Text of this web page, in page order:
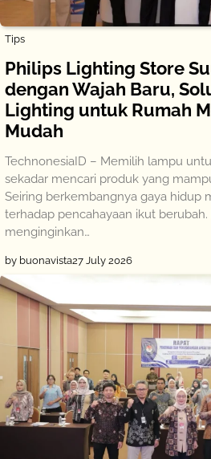
Tips
Philips Lighting Store
dengan Wajah Baru,
Lighting untuk Rumah
Mudah
TechnonesiaID – Memilih lampu
sekadar mencari produk yang
Seiring berkembangnya gaya hidup
terhadap pencahayaan ikut berubah.
menginginkan…
by buonavista27 July 2026